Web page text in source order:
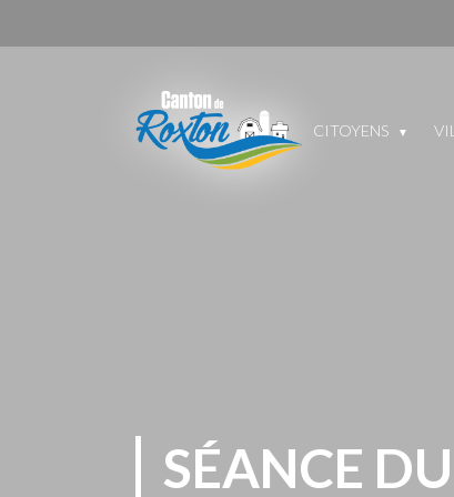
CITOYENS
SÉANCE